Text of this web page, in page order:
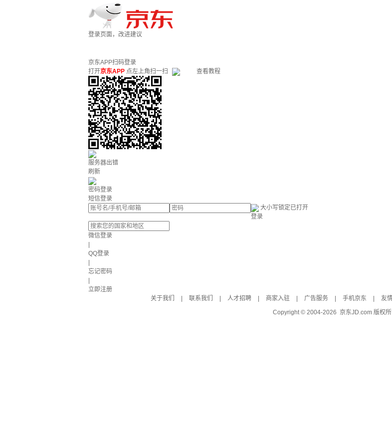
登录页面，改进建议
京东APP扫码登录
打开京东APP 点左上角扫一扫 查看教程
服务器出错
刷新
密码登录
短信登录
大小写锁定已打开
登录
微信登录
QQ登录
忘记密码
立即注册
关于我们
联系我们 人才招聘 商家入驻 广告服务 手机京东 友
Copyright © 2004-2026 京东JD.com 版权